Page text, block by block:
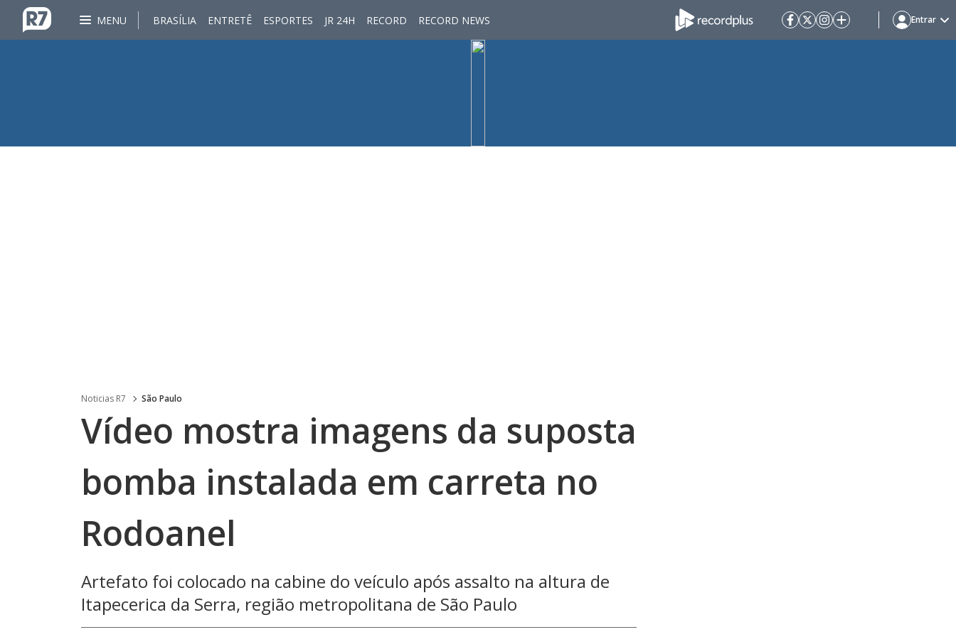
MENU BRASÍLIA ENTRETÊ ESPORTES JR 24H RECORD RECORD NEWS Entrar
Noticias R7 São Paulo
Vídeo mostra imagens da suposta
bomba instalada em carreta no
Rodoanel
Artefato foi colocado na cabine do veículo após assalto na altura de
Itapecerica da Serra, região metropolitana de São Paulo